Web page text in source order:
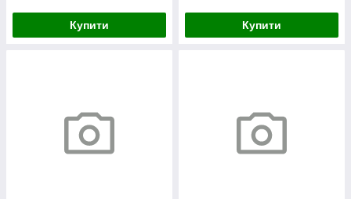
Купити Купити